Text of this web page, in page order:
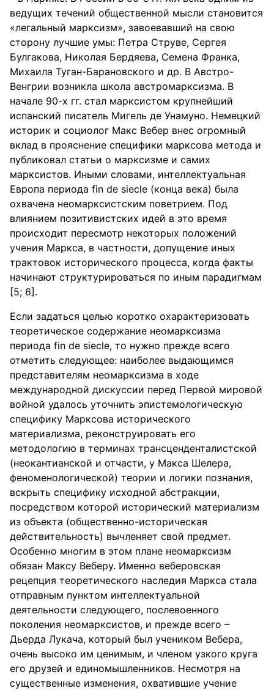
ведущих течений общественной мысли становится
«легальный марксизм», завоевавший на свою
сторону лучшие умы: Петра Струве, Сергея
Булгакова, Николая Бердяева, Семена Франка,
Михаила Туган-Барановского и др. В Австро-
Венгрии возникла школа австромарксизма. В
начале 90-х гг. стал марксистом крупнейший
испанский писатель Мигель де Унамуно. Немецкий
историк и социолог Макс Вебер внес огромный
вклад в прояснение специфики марксова метода и
публиковал статьи о марксизме и самих
марксистов. Иными словами, интеллектуальная
Европа периода fin de siecle (конца века) была
охвачена неомарксистским поветрием. Под
влиянием позитивистских идей в это время
происходит пересмотр некоторых положений
учения Маркса, в частности, допущение иных
трактовок исторического процесса, когда факты
начинают структурироваться по иным парадигмам
[5; 6].
Если задаться целью коротко охарактеризовать
теоретическое содержание неомарксизма
периода fin de siecle, то нужно прежде всего
отметить следующее: наиболее выдающимся
представителям неомарксизма в ходе
международной дискуссии перед Первой мировой
войной удалось уточнить эпистемологическую
специфику Марксова исторического
материализма, реконструировать его
методологию в терминах трансценденталистской
(неокантианской и отчасти, у Макса Шелера,
феноменологической) теории и логики познания,
вскрыть специфику исходной абстракции,
посредством которой исторический материализм
из объекта (общественно-историческая
действительность) вычленяет свой предмет.
Особенно многим в этом плане неомарксизм
обязан Максу Веберу. Именно веберовская
рецепция теоретического наследия Маркса стала
отправным пунктом интеллектуальной
деятельности следующего, послевоенного
поколения неомарксистов, и прежде всего –
Дьерда Лукача, который был учеником Вебера,
очень высоко им ценимым, и членом узкого круга
его друзей и единомышленников. Несмотря на
существенные изменения, охватившие учение